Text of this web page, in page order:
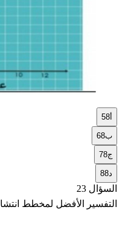
58
ب68
ج78
88
السؤال 23
التفسير الأفضل لمخطط انتشار